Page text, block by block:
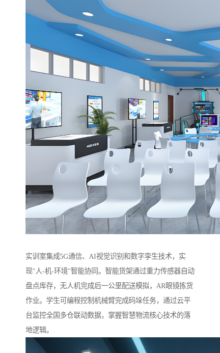
实训室集成5G通信、AI视觉识别和数字孪生技术，实
现"人-机-环境"智能协同。智能货架通过重力传感器自动
盘点库存，无人机完成后一公里配送模拟，AR眼镜拣货
作业。学生可编程控制机械臂完成码垛任务，通过云平
台监控全国多仓联动数据，掌握智慧物流核心技术的落
地逻辑。